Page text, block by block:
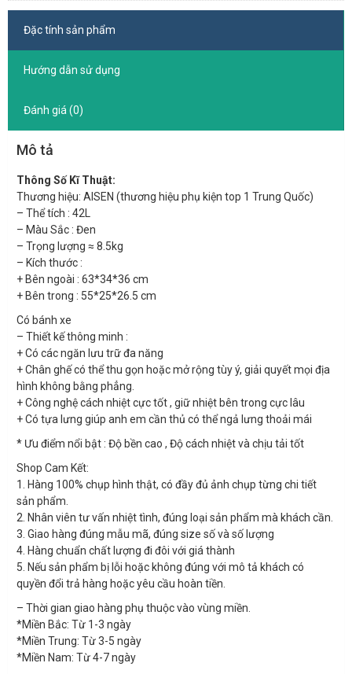
Đặc tính sản phẩm
Hướng dẫn sử dụng
Đánh giá (0)
Mô tả
Thông Số Kĩ Thuật:
Thương hiệu: AISEN (thương hiệu phụ kiện top 1 Trung Quốc)
– Thể tích : 42L
– Màu Sắc : Đen
– Trọng lượng ≈ 8.5kg
– Kích thước :
+ Bên ngoài : 63*34*36 cm
+ Bên trong : 55*25*26.5 cm
Có bánh xe
– Thiết kế thông minh :
+ Có các ngăn lưu trữ đa năng
+ Chân ghế có thể thu gọn hoặc mở rộng tùy ý, giải quyết mọi địa
hình không bằng phẳng.
+ Công nghệ cách nhiệt cực tốt , giữ nhiệt bên trong cực lâu
+ Có tựa lưng giúp anh em cần thủ có thể ngả lưng thoải mái
* Ưu điểm nổi bật : Độ bền cao , Độ cách nhiệt và chịu tải tốt
Shop Cam Kết:
1. Hàng 100% chụp hình thật, có đầy đủ ảnh chụp từng chi tiết
sản phẩm.
2. Nhân viên tư vấn nhiệt tình, đúng loại sản phẩm mà khách cần.
3. Giao hàng đúng mẫu mã, đúng size số và số lượng
4. Hàng chuẩn chất lượng đi đôi với giá thành
5. Nếu sản phẩm bị lỗi hoặc không đúng với mô tả khách có
quyền đổi trả hàng hoặc yêu cầu hoàn tiền.
– Thời gian giao hàng phụ thuộc vào vùng miền.
*Miền Bắc: Từ 1-3 ngày
*Miền Trung: Từ 3-5 ngày
*Miền Nam: Từ 4-7 ngày